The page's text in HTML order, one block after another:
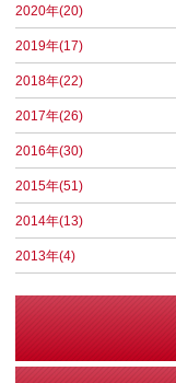
2020年(20)
2019年(17)
2018年(22)
2017年(26)
2016年(30)
2015年(51)
2014年(13)
2013年(4)